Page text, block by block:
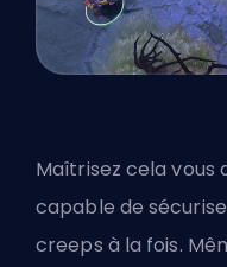
Maîtrisez cela vous
capable de
creeps à la fois.